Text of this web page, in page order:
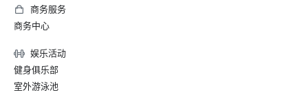
商务服务
商务中心
娱乐活动
健身俱乐部
室外游泳池